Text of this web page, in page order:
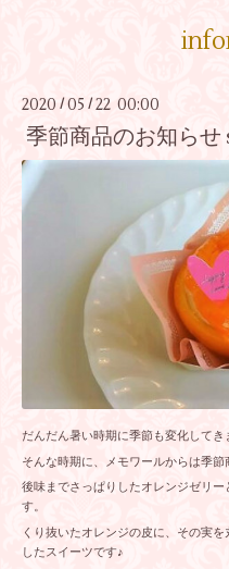
2020 /05 /22 00:00
季節商品のお知ら
だんだん暑い時期に季節も変化してき
そんな時期に、メモワールからは季節
後味までさっぱりしたオレンジゼリ
す。
くり抜いたオレンジの皮に、その実
したスイーツです♪